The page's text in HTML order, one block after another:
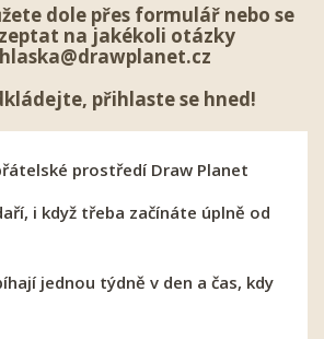
dole přes formulář nebo se
na jakékoli otázky
přihlaste se hned!
prostředí Draw Planet
i když třeba začínáte úplně od
jednou týdně v den a čas, kdy